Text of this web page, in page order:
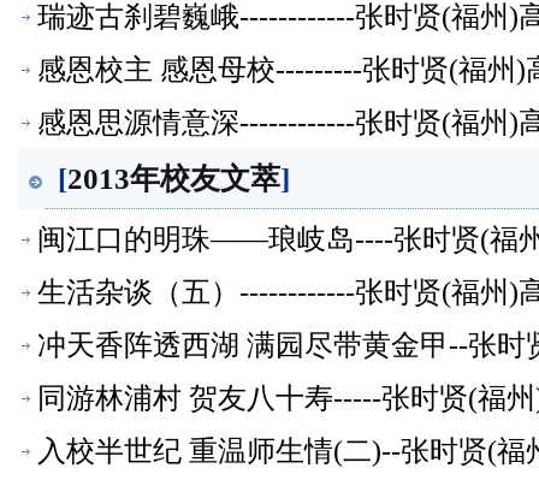
瑞迹古刹碧巍峨------------张时贤(福州)
感恩校主 感恩母校---------张时贤(福州)
感恩思源情意深------------张时贤(福州)
[2013年校友文萃]
闽江口的明珠——琅岐岛----张时贤(福
生活杂谈（五）------------张时贤(福州)
冲天香阵透西湖 满园尽带黄金甲--张
同游林浦村 贺友八十寿-----张时贤(福
入校半世纪 重温师生情(二)--张时贤(